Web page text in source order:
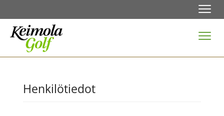
Henkilötiedot